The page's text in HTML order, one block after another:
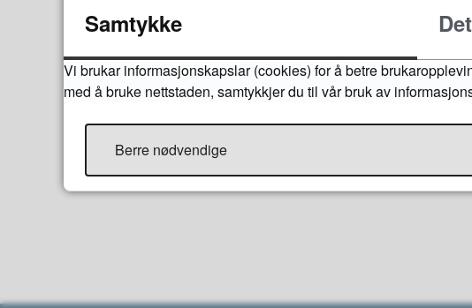
12. Innbyggarmedverknad - Lovdata
Samtykke
Vi brukar informasjonskapslar (cookies) for å betre
med å bruke nettstaden, samtykkjer du til vår bruk av
Berre nødvendige